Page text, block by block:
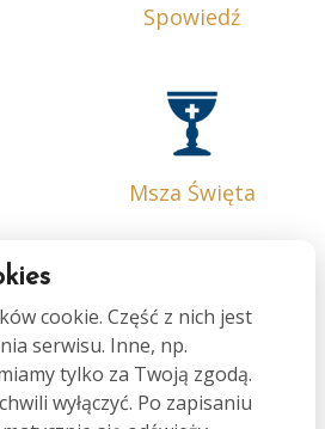
Spowiedź
Msza Święta
Małżeństwo
cookie. Część z nich jest
serwisu. Inne, np.
tylko za Twoją zgodą.
wyłączyć. Po zapisaniu